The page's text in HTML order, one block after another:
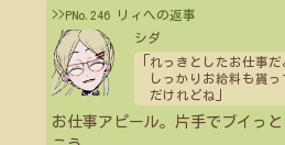
>>PNo.246 リィへの返事
シダ
れっきとしたお仕事だ
しっかりお給料も貰
だけれどね
お仕事アピール。片手でブイっ